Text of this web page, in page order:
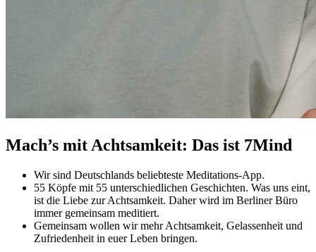
Mach’s mit Achtsamkeit: Das ist 7Mind
Wir sind Deutschlands beliebteste Meditations-App.
55 Köpfe mit 55 unterschiedlichen Geschichten. Was uns eint,
ist die Liebe zur Achtsamkeit. Daher wird im Berliner Büro
immer gemeinsam meditiert.
Gemeinsam wollen wir mehr Achtsamkeit, Gelassenheit und
Zufriedenheit in euer Leben bringen.